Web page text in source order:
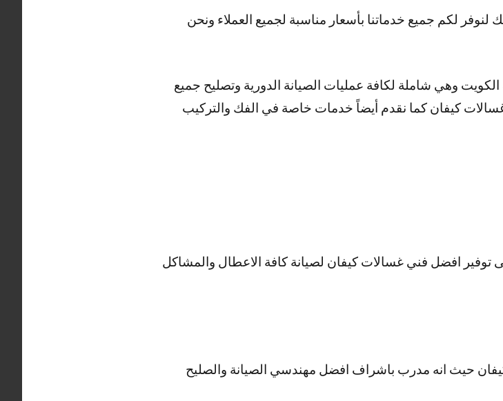
لكم جميع خدماتنا بأسعار مناسبة لجميع العملاء ونحن
الكويت وهي شاملة لكافة عمليات الصيانة الدورية وتصليح جميع
كيفان كما نقدم أيضاً خدمات خاصة في الفك والتركيب
افضل فني غسالات كيفان لصيانة كافة الاعطال والمشاكل
كيفان حيث انه مدرب باشراف افضل مهندسي الصيانة والصليح